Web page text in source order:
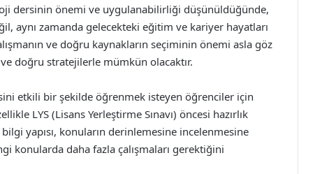
dersinin önemi ve uygulanabilirliği düşünüldüğünde,
aynı zamanda gelecekteki eğitim ve kariyer hayatları
ve doğru kaynakların seçiminin önemi asla göz
doğru stratejilerle mümkün olacaktır.
etkili bir şekilde öğrenmek isteyen öğrenciler için
LYS (Lisans Yerleştirme Sınavı) öncesi hazırlık
yapısı, konuların derinlemesine incelenmesine
konularda daha fazla çalışmaları gerektiğini